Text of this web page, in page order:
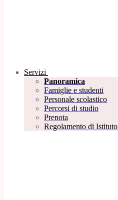
Servizi
Panoramica
Famiglie e studenti
Personale scolastico
Percorsi di studio
Prenota
Regolamento di Istituto